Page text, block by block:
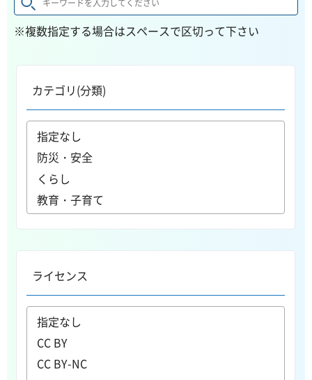
※複数指定する場合はスペースで区切って下さい
カテゴリ(分類)
ライセンス